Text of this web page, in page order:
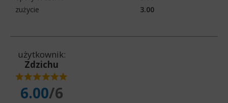
zużycie
3.00
użytkownik:
Zdzichu
6.00/6